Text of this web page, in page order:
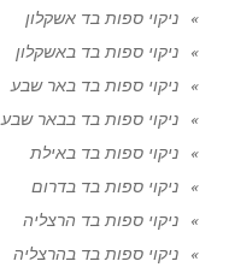
ניקוי ספות בד אשקלון
ניקוי ספות בד באשקלון
ניקוי ספות בד באר שבע
ניקוי ספות בד בבאר שבע
ניקוי ספות בד באילת
ניקוי ספות בד בדרום
ניקוי ספות בד הרצליה
ניקוי ספות בד בהרצליה